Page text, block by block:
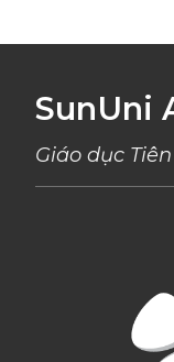
SunUni
Giáo dục